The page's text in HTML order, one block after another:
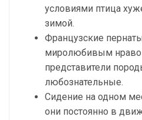
условиями птица
зимой.
Французские
миролюбивым
представители
любознательные.
Сидение на одном
они постоянно в